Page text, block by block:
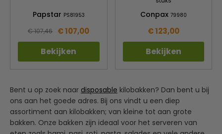
Papstar PS81953
€ 107,46 € 107,00
Bekijken
Conpax 79980
€ 123,00
Bekijken
Bent u op zoek naar disposable kilobakken? Dan bent u bij
ons aan het goede adres. Bij ons vindt u een diep
assortiment aan kilobakken; van kleine tot aan grote
bakken. Onze bakken zijn ideaal voor het serveren van